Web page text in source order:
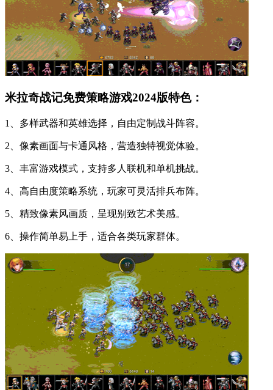
米拉奇战记免费策略游戏2024版特色：
1、多样武器和英雄选择，自由定制战斗阵容。
2、像素画面与卡通风格，营造独特视觉体验。
3、丰富游戏模式，支持多人联机和单机挑战。
4、高自由度策略系统，玩家可灵活排兵布阵。
5、精致像素风画质，呈现别致艺术美感。
6、操作简单易上手，适合各类玩家群体。